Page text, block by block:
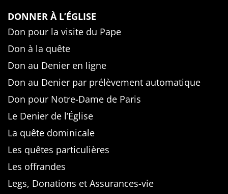
DONNER À L’ÉGLISE
Don pour la visite du Pape
Don à la quête
Don au Denier en ligne
Don au Denier par prélèvement automatique
Don pour Notre-Dame de Paris
Le Denier de l’Église
La quête dominicale
Les quêtes particulières
Les offrandes
Legs, Donations et Assurances-vie